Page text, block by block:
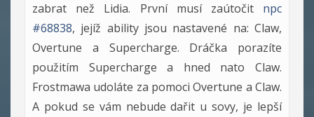
zabrat než Lidia. První musí zaútočit npc
#68838, jejíž ability jsou nastavené na: Claw,
Overtune a Supercharge. Dráčka porazíte
použitím Supercharge a hned nato Claw.
Frostmawa udoláte za pomoci Overtune a Claw.
A pokud se vám nebude dařit u sovy, je lepší